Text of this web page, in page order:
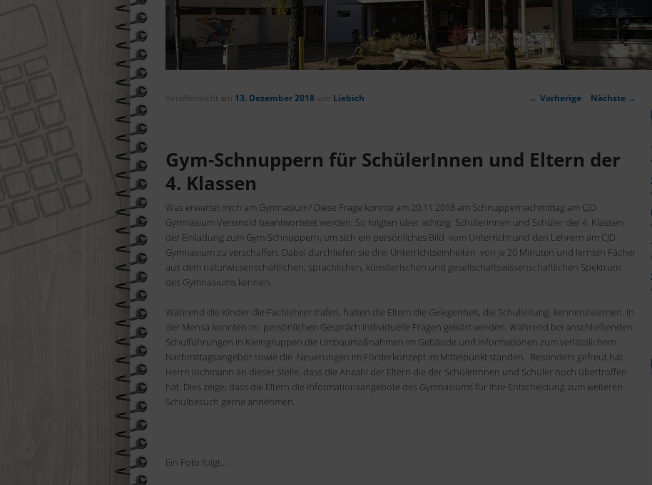
Artikelnavigation
← Vorherige Nächste →
Gym-Schnuppern für SchülerInnen und Eltern der
4. Klassen
Veröffentlicht am 13. Dezember 2018von Liebich
Was erwartet mich am Gymnasium? Diese Frage konnte am 20.11.2018 am Schnuppernachmittag am CJD
Gymnasium Versmold beantwortetet werden. So folgten über achtzig Schülerinnen und Schüler der 4. Klassen
der Einladung zum Gym-Schnuppern, um sich ein persönliches Bild vom Unterricht und den Lehrern am CJD
Gymnasium zu verschaffen. Dabei durchliefen sie drei Unterrichtseinheiten von je 20 Minuten und lernten Fächer
aus dem naturwissenschaftlichen, sprachlichen, künstlerischen und gesellschaftswissenschaftlichen Spektrum
des Gymnasiums kennen.
Während die Kinder die Fachlehrer trafen, hatten die Eltern die Gelegenheit, die Schulleitung kennenzulernen. In
der Mensa konnten im persönlichen Gespräch individuelle Fragen geklärt werden. Während bei anschließenden
Schulführungen in Kleingruppen die Umbaumaßnahmen im Gebäude und Informationen zum verlässlichem
Nachmittagsangebot sowie die Neuerungen im Förderkonzept im Mittelpunkt standen. Besonders gefreut hat
Herrn Jochmann an dieser Stelle, dass die Anzahl der Eltern die der Schülerinnen und Schüler noch übertroffen
hat. Dies zeige, dass die Eltern die Informationsangebote des Gymnasiums für ihre Entscheidung zum weiteren
Schulbesuch gerne annehmen.
Ein Foto folgt….